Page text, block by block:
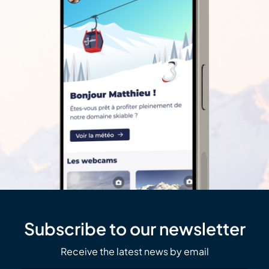
Subscribe to our newsletter
Receive the latest news by email